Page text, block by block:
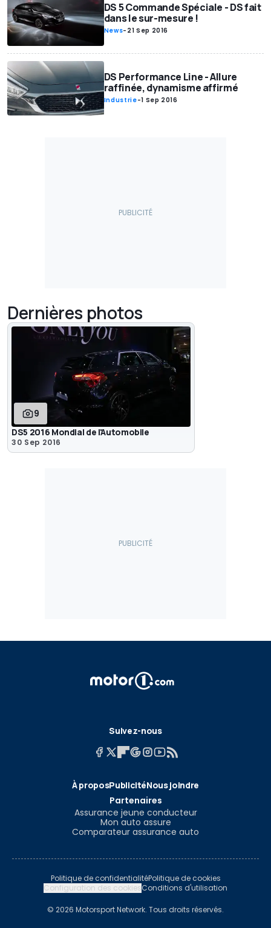
DS 5 Commande Spéciale - DS fait
dans le sur-mesure !
News- 21 Sep 2016
DS Performance Line - Allure
raffinée, dynamisme affirmé
Industrie-1 Sep 2016
Dernières photos
9
DS5 2016 Mondial de l'Automobile
30 Sep 2016
Suivez-nous
À proposPublicitéNous joindre
Partenaires
Assurance jeune conducteur
Mon auto assure
Comparateur assurance auto
Politique de confidentialitéPolitique de cookies
Configuration des cookiesConditions d'utilisation
© 2026 Motorsport Network. Tous droits réservés.